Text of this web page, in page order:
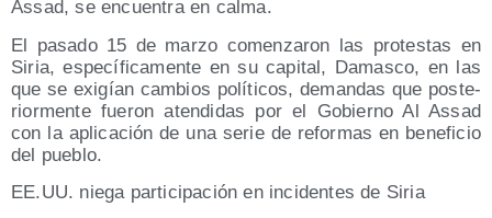
Assad, se encuen­tra en calma.
El pasa­do 15 de mar­zo comen­za­ron las pro­tes­tas en
Siria, espe­cí­fi­ca­men­te en su capi­tal, Damas­co, en las
que se exi­gían cam­bios polí­ti­cos, deman­das que pos­te­
rior­men­te fue­ron aten­di­das por el Gobierno Al Assad
con la apli­ca­ción de una serie de refor­mas en bene­fi­cio
del pueblo.
EE.UU. nie­ga par­ti­ci­pa­ción en inci­den­tes de Siria